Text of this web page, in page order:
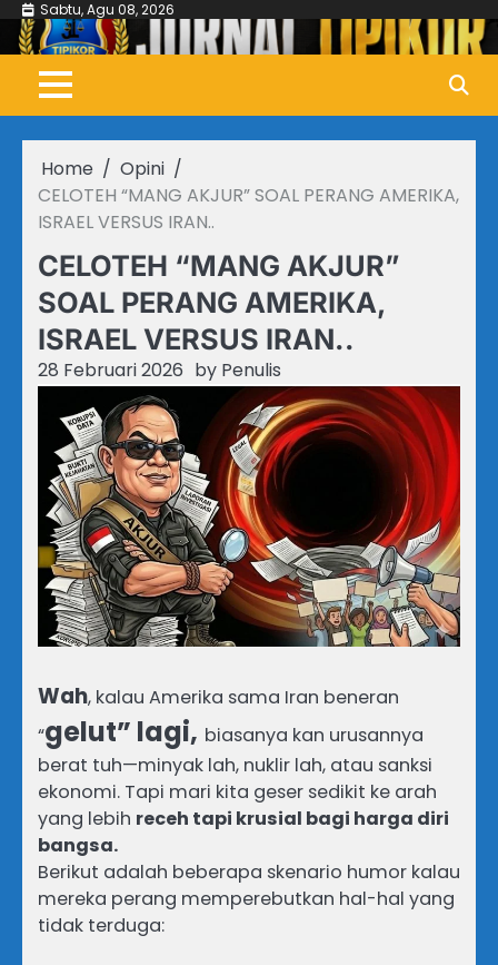
Skip
content
Sabtu, Agu 08, 2026
Home
Opini
CELOTEH “MANG AKJUR” SOAL PERANG AMERIKA,
ISRAEL VERSUS IRAN..
CELOTEH “MANG AKJUR”
SOAL PERANG AMERIKA,
ISRAEL VERSUS IRAN..
28 Februari 2026 by Penulis
Wah, kalau Amerika sama Iran beneran
“gelut” lagi, biasanya kan urusannya
berat tuh—minyak lah, nuklir lah, atau sanksi
ekonomi. Tapi mari kita geser sedikit ke arah
yang lebih receh tapi krusial bagi harga diri
bangsa.
Berikut adalah beberapa skenario humor kalau
mereka perang memperebutkan hal-hal yang
tidak terduga: